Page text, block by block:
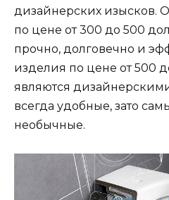
дизайнерских изысков.
по цене от 300 до 500
прочно, долговечно и
изделия по цене от 500
являются
всегда удобные, зато
необычные.